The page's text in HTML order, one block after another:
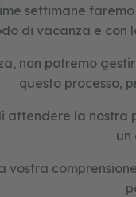
settimane
di vacanza e con
non potremo
questo processo,
attendere la
un
vostra